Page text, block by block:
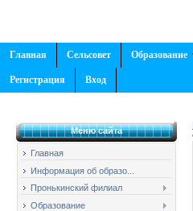
Главная Сельсовет Образование
Регистрация Вход
Меню сайта
Главная
Информация об образо...
Пронькинский филиал
Образование